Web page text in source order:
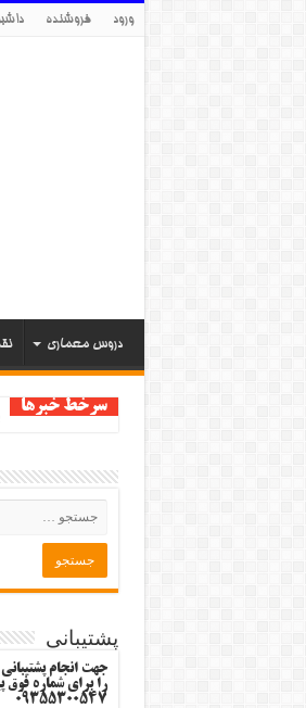
ورود فروشنده
دروس معماری
سرخط خبرها
پشتیبانی
جهت انجام
را برای شماره فوق
09355300547